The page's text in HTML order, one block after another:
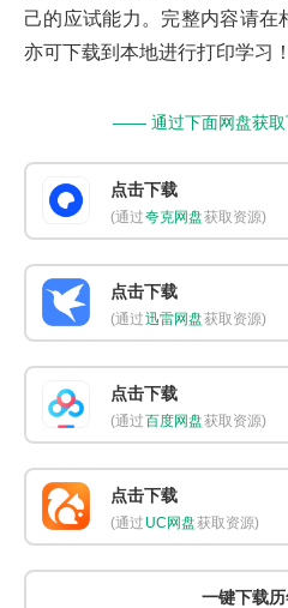
己的应试能力。完整内容请在
亦可下载到本地进行打印学习！
—— 通过下面网盘获
点击下载
(通过夸克网盘获取资源)
点击下载
(通过迅雷网盘获取资源)
点击下载
(通过百度网盘获取资源)
点击下载
(通过 UC网盘获取资源)
一键下载